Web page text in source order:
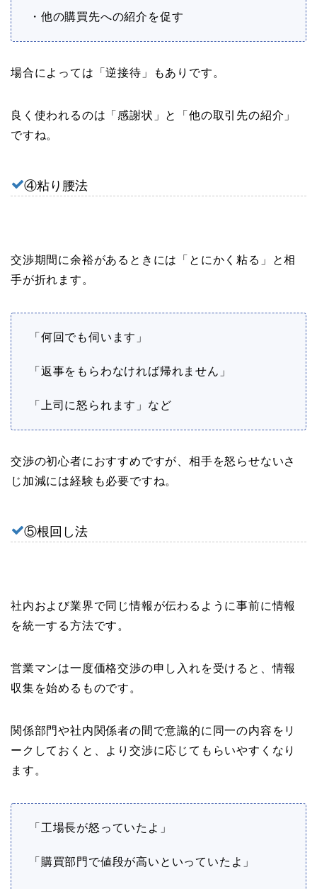
・他の購買先への紹介を促す
場合によっては「逆接待」もありです。
良く使われるのは「感謝状」と「他の取引先の紹介」
ですね。
④粘り腰法
交渉期間に余裕があるときには「とにかく粘る」と相
手が折れます。
「何回でも伺います」
「返事をもらわなければ帰れません」
「上司に怒られます」など
交渉の初心者におすすめですが、相手を怒らせないさ
じ加減には経験も必要ですね。
⑤根回し法
社内および業界で同じ情報が伝わるように事前に情報
を統一する方法です。
営業マンは一度価格交渉の申し入れを受けると、情報
収集を始めるものです。
関係部門や社内関係者の間で意識的に同一の内容をリ
ークしておくと、より交渉に応じてもらいやすくなり
ます。
「工場長が怒っていたよ」
「購買部門で値段が高いといっていたよ」